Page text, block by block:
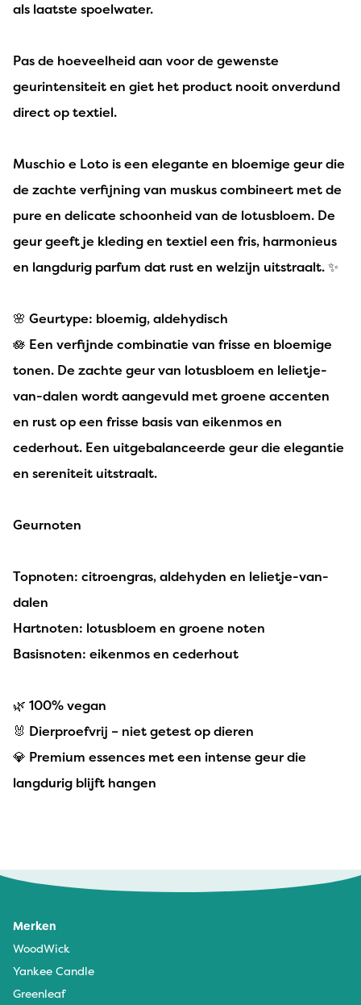
als laatste spoelwater.
Pas de hoeveelheid aan voor de gewenste
geurintensiteit en giet het product nooit onverdund
direct op textiel.
Muschio e Loto is een elegante en bloemige geur die
de zachte verfijning van muskus combineert met de
pure en delicate schoonheid van de lotusbloem. De
geur geeft je kleding en textiel een fris, harmonieus
en langdurig parfum dat rust en welzijn uitstraalt. ✨
🌸 Geurtype: bloemig, aldehydisch
🪷 Een verfijnde combinatie van frisse en bloemige
tonen. De zachte geur van lotusbloem en lelietje-
van-dalen wordt aangevuld met groene accenten
en rust op een frisse basis van eikenmos en
cederhout. Een uitgebalanceerde geur die elegantie
en sereniteit uitstraalt.
Geurnoten
Topnoten: citroengras, aldehyden en lelietje-van-
dalen
Hartnoten: lotusbloem en groene noten
Basisnoten: eikenmos en cederhout
🌿 100% vegan
🐰 Dierproefvrij – niet getest op dieren
💎 Premium essences met een intense geur die
langdurig blijft hangen
De geur is heerlijk fris
Merken
WoodWick
Yankee Candle
Greenleaf